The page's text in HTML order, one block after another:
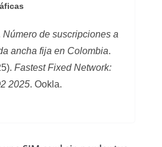
Número de suscripciones a
ancha fija en Colombia.
Fastest Fixed Network:
2025. Ookla.